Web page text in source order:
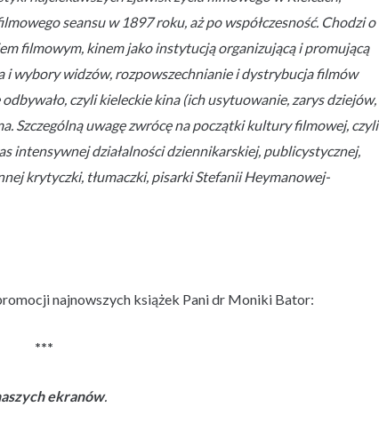
seansu w 1897 roku, aż po współczesność. Chodzi o
filmowym, kinem jako instytucją organizującą i promującą
i wybory widzów, rozpowszechnianie i dystrybucja filmów
czyli kieleckie kina (ich usytuowanie, zarys dziejów,
Szczególną uwagę zwrócę na początki kultury filmowej, czyli
intensywnej działalności dziennikarskiej, publicystycznej,
krytyczki, tłumaczki, pisarki Stefanii Heymanowej-
najnowszych książek Pani dr Moniki Bator:
***
ekranów.